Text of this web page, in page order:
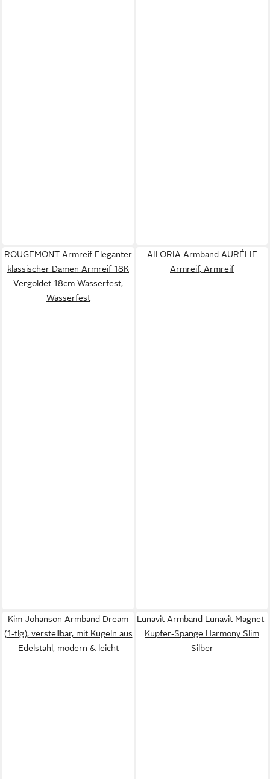
ROUGEMONT Armreif Eleganter
klassischer Damen Armreif 18K
Vergoldet 18cm Wasserfest,
Wasserfest
AILORIA Armband AURÉLIE
Armreif, Armreif
Kim Johanson Armband Dream
(1-tlg), verstellbar, mit Kugeln aus
Edelstahl, modern & leicht
Lunavit Armband Lunavit Magnet-
Kupfer-Spange Harmony Slim
Silber